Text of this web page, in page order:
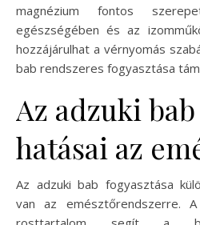
magnézium fontos
egészségében és az
hozzájárulhat a vérnyomás
bab rendszeres fogyasztása
Az adzuki
hatásai az
Az adzuki bab fogyasztása
van az emésztőrendszerre.